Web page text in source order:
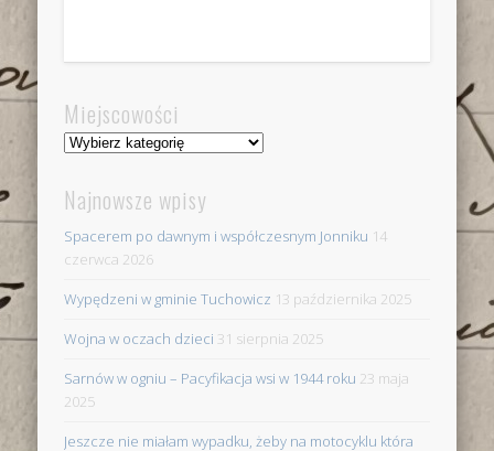
Miejscowości
Miejscowości
Najnowsze wpisy
Spacerem po dawnym i współczesnym Jonniku 14
czerwca 2026
Wypędzeni w gminie Tuchowicz 13 października 2025
Wojna w oczach dzieci 31 sierpnia 2025
Sarnów w ogniu – Pacyfikacja wsi w 1944 roku 23 maja
2025
Jeszcze nie miałam wypadku, żeby na motocyklu która